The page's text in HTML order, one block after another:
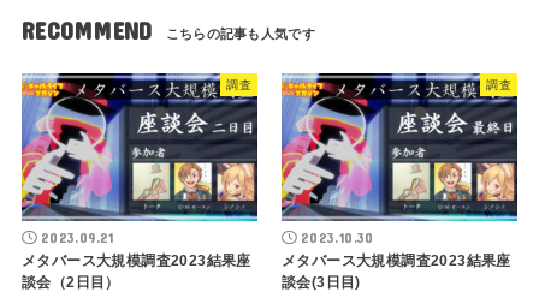
RECOMMEND
調査
2023.09.21
メタバース大規模調査2023結果座
談会（2日目）
調査
2023.10.30
メタバース大規模調査2023結果座
談会(3日目)